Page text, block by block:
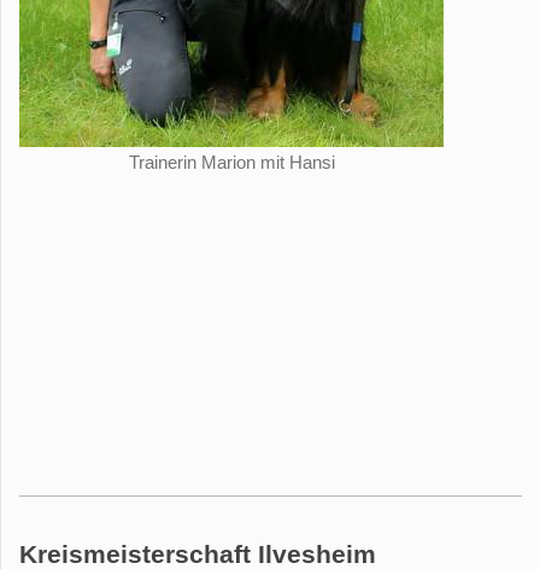
Trainerin Marion mit Hansi
Kreismeisterschaft Ilvesheim